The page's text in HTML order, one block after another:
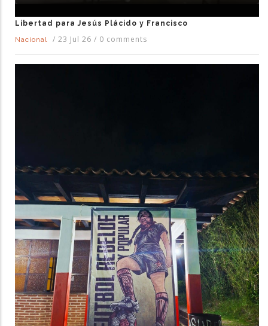
Libertad para Jesús Plácido y Francisco
Nacional
/ 23 Jul 26 / 0 comments